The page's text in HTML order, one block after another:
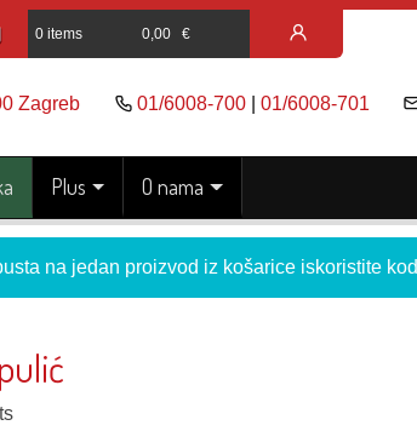
0 items 0,00 €
Zagreb 01/6008-700| 01/6008-701
Plus O nama
na jedan proizvod iz košarice iskoristite kod